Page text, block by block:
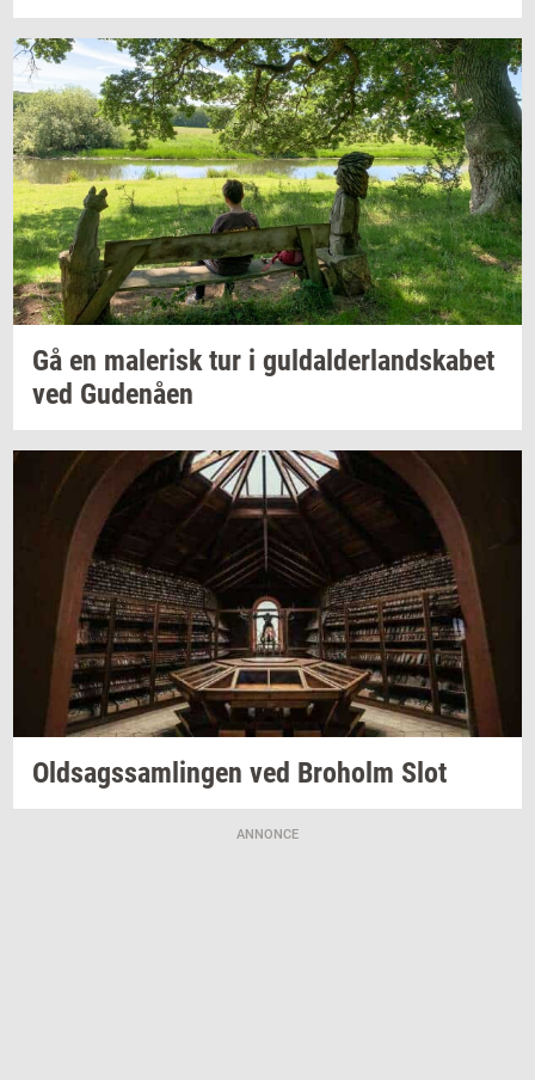
Gå en ma­le­risktur i gul­dal­der­land­ska­bet
ved Gu­denå­en
Oldsags­sam­lin­gen ved Bro­holm Slot
ANNONCE